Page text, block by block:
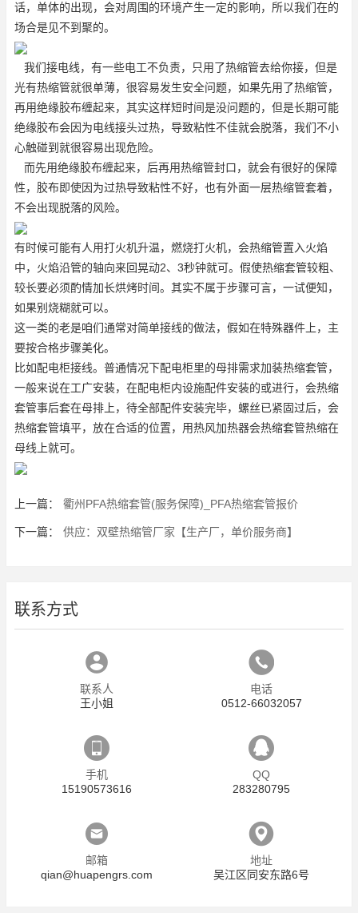
话，单体的出现，会对周围的环境产生一定的影响，所以我们在的
场合是见不到聚的。
我们接电线，有一些电工不负责，只用了热缩管去给你接，但是
光有热缩管就很单薄，很容易发生安全问题，如果先用了热缩管，
再用绝缘胶布缠起来，其实这样短时间是没问题的，但是长期可能
绝缘胶布会因为电线接头过热，导致粘性不佳就会脱落，我们不小
心触碰到就很容易出现危险。
而先用绝缘胶布缠起来，后再用热缩管封口，就会有很好的保障
性，胶布即使因为过热导致粘性不好，也有外面一层热缩管套着，
不会出现脱落的风险。
有时候可能有人用打火机升温，燃烧打火机，会热缩管置入火焰
中，火焰沿管的轴向来回晃动2、3秒钟就可。假使热缩套管较粗、
较长要必须酌情加长烘烤时间。其实不属于步骤可言，一试便知，
如果别烧糊就可以。
这一类的老是咱们通常对简单接线的做法，假如在特殊器件上，主
要按合格步骤美化。
比如配电柜接线。普通情况下配电柜里的母排需求加装热缩套管，
一般来说在工广安装，在配电柜内设施配件安装的或进行，会热缩
套管事后套在母排上，待全部配件安装完毕，螺丝已紧固过后，会
热缩套管填平，放在合适的位置，用热风加热器会热缩套管热缩在
母线上就可。
上一篇： 衢州PFA热缩套管(服务保障)_PFA热缩套管报价
下一篇： 供应：双壁热缩管厂家【生产厂，单价服务商】
联系方式
联系人
王小姐
电话
0512-66032057
手机
15190573616
QQ
283280795
邮箱
qian@huapengrs.com
地址
吴江区同安东路6号